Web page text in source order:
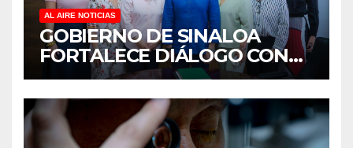
AL AIRE NOTICIAS
GOBIERNO DE SINALOA
FORTALECE DIÁLOGO CON
MUJERES EMPRESARIAS DE
CULIACÁN